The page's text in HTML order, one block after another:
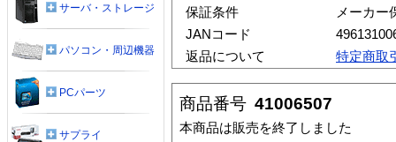
保証条件
メーカー
JANコード
返品について
特定商取
商品番号 41006507
本商品は販売を終了しました
サーバ・ストレージ
パソコン・周辺機器
PCパーツ
サプライ